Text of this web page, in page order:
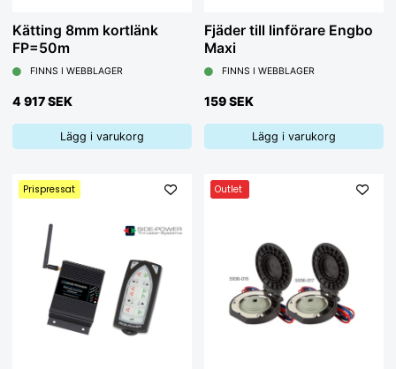
Kätting 8mm kortlänk
FP=50m
FINNS I WEBBLAGER
4 917 SEK
Lägg i varukorg
Fjäder till linförare Engbo
Maxi
FINNS I WEBBLAGER
159 SEK
Lägg i varukorg
Prispressat Outlet